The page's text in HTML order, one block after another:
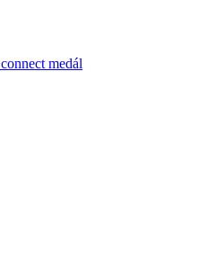
medál